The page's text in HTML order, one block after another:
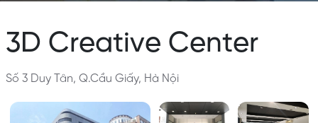
3D Creative Center
Số 3 Duy Tân, Q.Cầu Giấy, Hà Nội